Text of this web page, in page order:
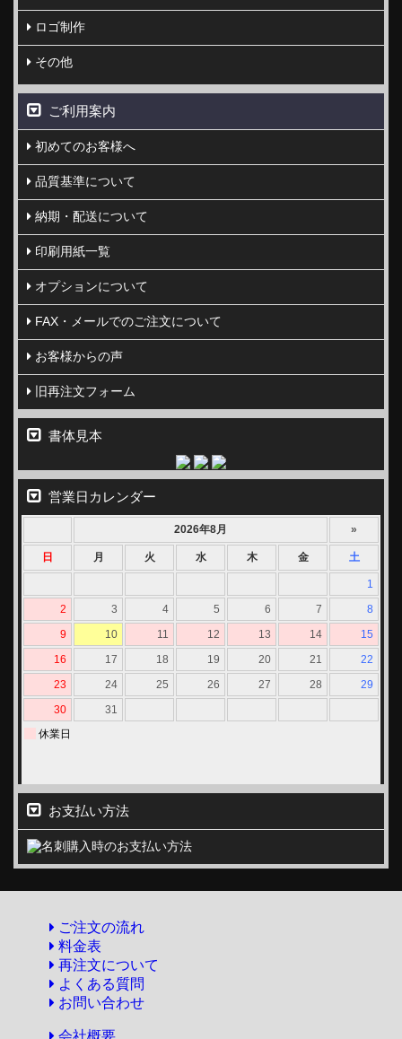
ロゴ制作
その他
ご利用案内
初めてのお客様へ
品質基準について
納期・配送について
印刷用紙一覧
オプションについて
FAX・メールでのご注文について
お客様からの声
旧再注文フォーム
書体見本
営業日カレンダー
お支払い方法
ご注文の流れ
料金表
再注文について
よくある質問
お問い合わせ
会社概要